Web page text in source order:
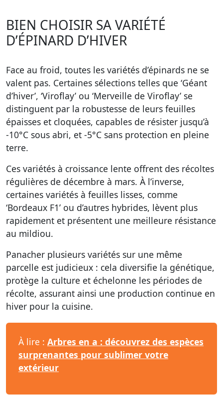
BIEN CHOISIR SA VARIÉTÉ
D’ÉPINARD D’HIVER
Face au froid, toutes les variétés d’épinards ne se
valent pas. Certaines sélections telles que ‘Géant
d’hiver’, ‘Viroflay’ ou ‘Merveille de Viroflay’ se
distinguent par la robustesse de leurs feuilles
épaisses et cloquées, capables de résister jusqu’à
-10°C sous abri, et -5°C sans protection en pleine
terre.
Ces variétés à croissance lente offrent des récoltes
régulières de décembre à mars. À l’inverse,
certaines variétés à feuilles lisses, comme
‘Bordeaux F1’ ou d’autres hybrides, lèvent plus
rapidement et présentent une meilleure résistance
au mildiou.
Panacher plusieurs variétés sur une même
parcelle est judicieux : cela diversifie la génétique,
protège la culture et échelonne les périodes de
récolte, assurant ainsi une production continue en
hiver pour la cuisine.
À lire : Arbres en a : découvrez des espèces
surprenantes pour sublimer votre
extérieur